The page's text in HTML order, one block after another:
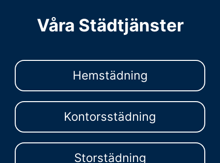
Våra Städtjänster
Hemstädning
Kontorsstädning
Storstädning